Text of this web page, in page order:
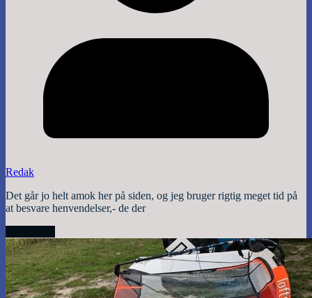
Redak
Det går jo helt amok her på siden, og jeg bruger rigtig meget tid på
at besvare henvendelser,- de der